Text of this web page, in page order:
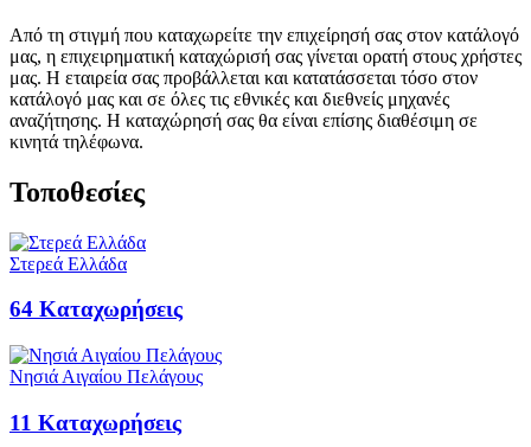
Από τη στιγμή που καταχωρείτε την επιχείρησή σας στον κατάλογό
μας, η επιχειρηματική καταχώρισή σας γίνεται ορατή στους χρήστες
μας. Η εταιρεία σας προβάλλεται και κατατάσσεται τόσο στον
κατάλογό μας και σε όλες τις εθνικές και διεθνείς μηχανές
αναζήτησης. Η καταχώρησή σας θα είναι επίσης διαθέσιμη σε
κινητά τηλέφωνα.
Τοποθεσίες
Στερεά Ελλάδα
64 Καταχωρήσεις
Νησιά Αιγαίου Πελάγους
11 Καταχωρήσεις